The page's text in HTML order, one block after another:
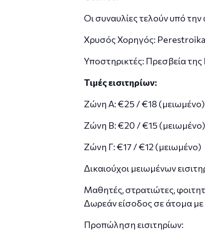
Οι συναυλίες τελούν υπό
Χρυσός Χορηγός:
Υποστηρικτές: Πρεσβεία της
Τιμές εισιτηρίων:
Ζώνη Α: €25 / €18 (μειωμένο)
Ζώνη Β: €20 / €15 (μειωμένο)
Ζώνη Γ: €17 / €12 (μειωμένο)
Δικαιούχοι μειωμένων
Μαθητές, στρατιώτες,
Δωρεάν είσοδος σε άτομα με
Προπώληση εισιτηρίων: